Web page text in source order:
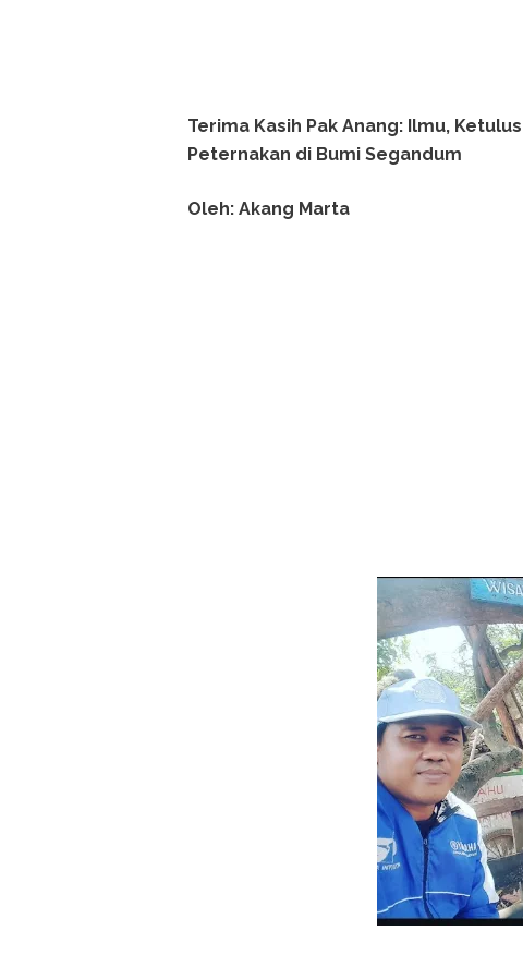
Terima Kasih Pak Anang: Ilmu,
Peternakan di Bumi Segandum
Oleh: Akang Marta